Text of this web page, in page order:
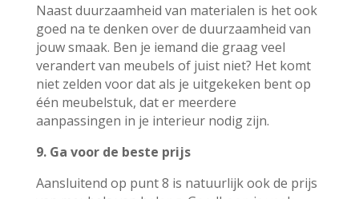
Naast duurzaamheid van materialen is het ook
goed na te denken over de duurzaamheid van
jouw smaak. Ben je iemand die graag veel
verandert van meubels of juist niet? Het komt
niet zelden voor dat als je uitgekeken bent op
één meubelstuk, dat er meerdere
aanpassingen in je interieur nodig zijn.
9. Ga voor de beste prijs
Aansluitend op punt 8 is natuurlijk ook de prijs